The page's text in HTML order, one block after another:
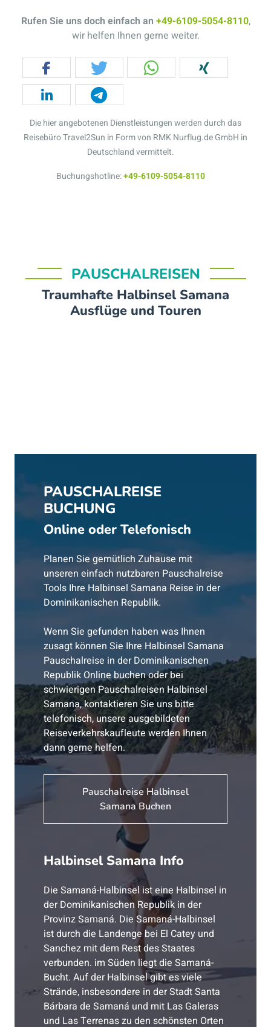
Rufen Sie uns doch einfach an +49-6109-5054-8110,
wir helfen Ihnen gerne weiter.
Die hier angebotenen Dienstleistungen werden durch das
Reisebüro Travel2Sun in Form von RMK Nurflug.de GmbH in
Deutschland vermittelt.
Buchungshotline:+49-6109-5054-8110
PAUSCHALREISEN
Traumhafte Halbinsel Samana
Ausflüge und Touren
PAUSCHALREISE
BUCHUNG
Online oder Telefonisch
Planen Sie gemütlich Zuhause mit
unseren einfach nutzbaren Pauschalreise
Tools Ihre Halbinsel Samana Reise in der
Dominikanischen Republik.
Wenn Sie gefunden haben was Ihnen
zusagt können Sie Ihre Halbinsel Samana
Pauschalreise in der Dominikanischen
Republik Online buchen oder bei
schwierigen Pauschalreisen Halbinsel
Samana, kontaktieren Sie uns bitte
telefonisch, unsere ausgebildeten
Reiseverkehrskaufleute werden Ihnen
dann gerne helfen.
Pauschalreise Halbinsel
Samana Buchen
Halbinsel Samana Info
Die Samaná-Halbinsel ist eine Halbinsel in
der Dominikanischen Republik in der
Provinz Samaná. Die Samaná-Halbinsel
ist durch die Landenge bei El Catey und
Sanchez mit dem Rest des Staates
verbunden. im Süden liegt die Samaná-
Bucht. Auf der Halbinsel gibt es viele
Strände, insbesondere in der Stadt Santa
Bárbara de Samaná und mit Las Galeras
und Las Terrenas zu den schönsten Orten